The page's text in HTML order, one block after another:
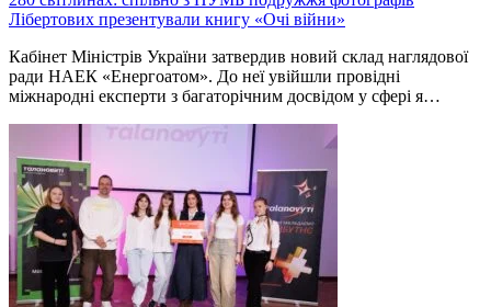
Лібертових презентували книгу «Очі війни»
Кабінет Міністрів України затвердив новий склад наглядової
ради НАЕК «Енергоатом». До неї увійшли провідні
міжнародні експерти з багаторічним досвідом у сфері я…